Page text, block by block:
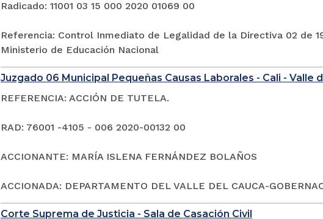
Radicado: 11001 03 15 000 2020 01069 00
Referencia: Control Inmediato de Legalidad de la Directiva 02 de
Ministerio de Educación Nacional
Juzgado 06 Municipal Pequeñas Causas Laborales - Cali - Valle
REFERENCIA: ACCIÓN DE TUTELA.
RAD: 76001 -4105 - 006 2020-00132 00
ACCIONANTE: MARÍA ISLENA FERNÁNDEZ BOLAÑOS
ACCIONADA: DEPARTAMENTO DEL VALLE DEL CAUCA-
Corte Suprema de Justicia - Sala de Casación Civil